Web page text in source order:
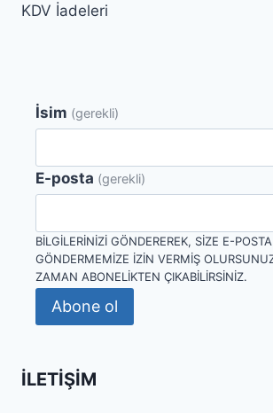
KDV İadeleri
İsim (gerekli)
E-posta (gerekli)
BILGILERINIZI GÖNDEREREK, SIZE E-POSTA
GÖNDERMEMIZE IZIN VERMIŞ
ZAMAN ABONELIKTEN ÇIKABILIRSINIZ.
Abone ol
İLETIŞIM